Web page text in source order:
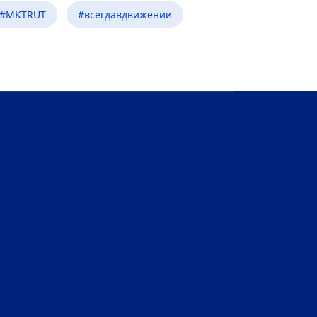
#MKTRUT #всегдавдвижении